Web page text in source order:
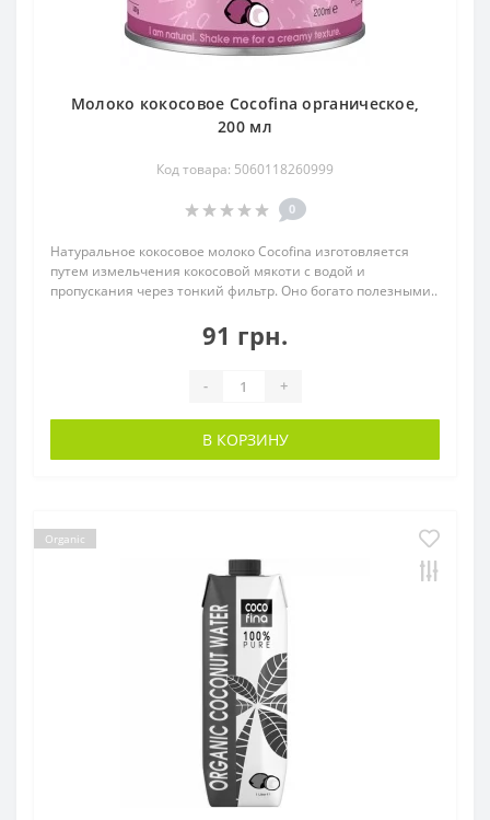
Молоко кокосовое Cocofina органическое,
200 мл
Код товара: 5060118260999
0
Натуральное кокосовое молоко Cocofina изготовляется
путем измельчения кокосовой мякоти с водой и
пропускания через тонкий фильтр. Оно богато полезными..
91 грн.
- +
В КОРЗИНУ
Organic